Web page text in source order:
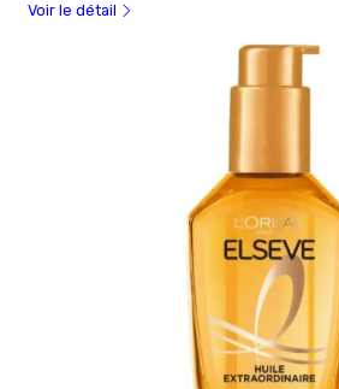
Voir le détail